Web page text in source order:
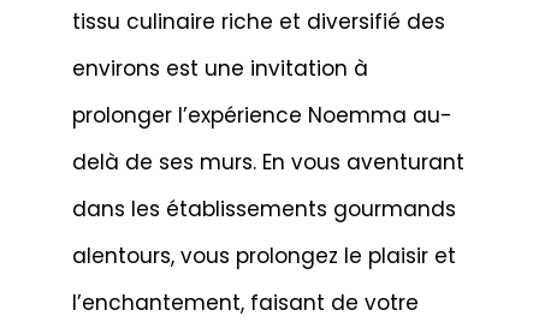
tissu culinaire riche et diversifié des
environs est une invitation à
prolonger l’expérience Noemma au-
delà de ses murs. En vous aventurant
dans les établissements gourmands
alentours, vous prolongez le plaisir et
l’enchantement, faisant de votre